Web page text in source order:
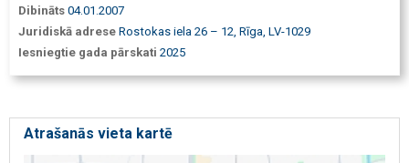
Dibināts 04.01.2007
Juridiskā adrese Rostokas iela 26 – 12, Rīga, LV-1029
Iesniegtie gada pārskati 2025
Atrašanās vieta kartē